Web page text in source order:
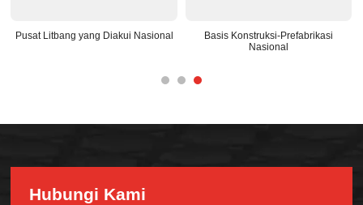
Pusat Litbang yang Diakui Nasional
Basis Konstruksi-Prefabrikasi
Nasional
Hubungi Kami